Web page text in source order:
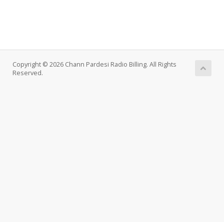
Copyright © 2026 Chann Pardesi Radio Billing. All Rights
Reserved.